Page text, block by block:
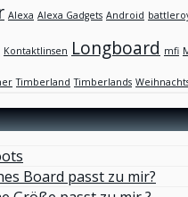
Alexa Alexa Gadgets Android
Kontaktlinsen Longboard mfi
Timberland Timberlands
Board passt zu mir?